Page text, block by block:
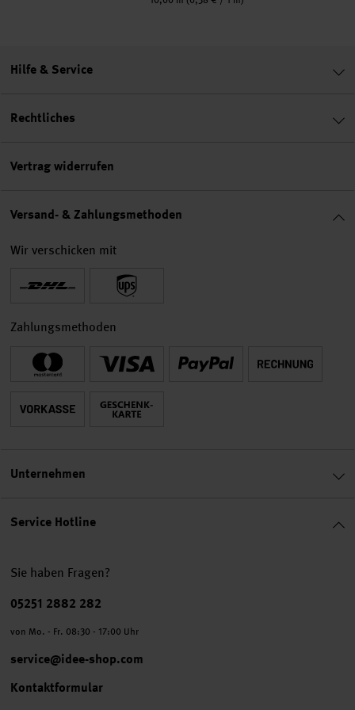
Service Hotline
Sie haben Fragen?
Telefonnummer
05251 2882 282
von Mo. - Fr. 08:30 - 17:00 Uhr
service@idee-shop.com
Kontaktformular
Hilfe & Service
Rechtliches
Vertrag widerrufen
Versand- & Zahlungsmethoden
Wir verschicken mit
Zahlungsmethoden
Unternehmen